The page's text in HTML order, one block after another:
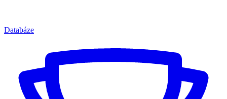
Databáze